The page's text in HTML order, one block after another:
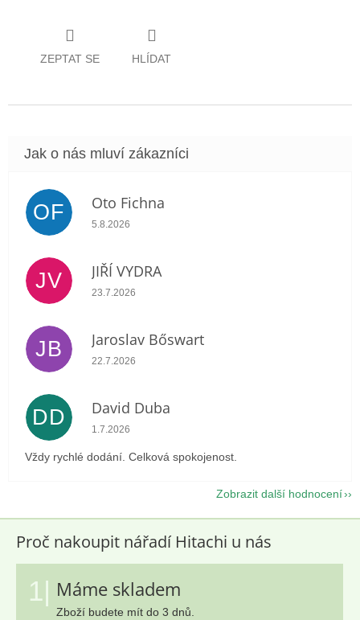
ZEPTAT SE HLÍDAT
OF Oto Fichna
Hodnocení obchodu je 5 z 5 hvězdiček.
5.8.2026
JV JIŘÍ VYDRA
Hodnocení obchodu je 5 z 5 hvězdiček.
23.7.2026
JB Jaroslav Bőswart
Hodnocení obchodu je 5 z 5 hvězdiček.
22.7.2026
DD David Duba
Hodnocení obchodu je 5 z 5 hvězdiček.
1.7.2026
Vždy rychlé dodání. Celková spokojenost.
Zobrazit další hodnocení
Proč nakoupit nářadí Hitachi u nás
1| Máme skladem
Zboží budete mít do 3 dnů.